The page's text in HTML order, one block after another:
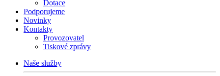
Dotace
Podporujeme
Novinky
Kontakty
Provozovatel
Tiskové zprávy
Naše služby